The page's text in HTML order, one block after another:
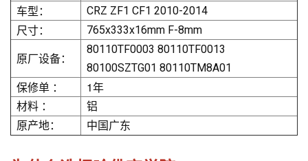
车型： CRZ ZF1 CF1 2010-2014
尺寸： 765x333x16mm F-8mm
原厂设备：
80110TF0003 80110TF0013
80100SZTG01 80110TM8A01
保修单 ： 1年
材料 ：
铝
原产地：
中国广东